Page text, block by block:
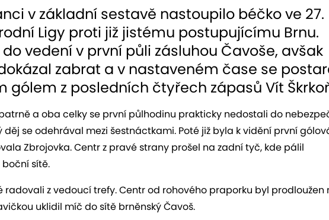
v základní sestavě nastoupilo béčko ve 27.
Ligy proti již jistému postupujícímu Brnu.
vedení v první půli zásluhou Čavoše, avšak
zabrat a v nastaveném čase se
gólem z posledních čtyřech zápasů Vít
a oba celky se první půlhodinu prakticky nedostali do
děj se odehrával mezi šestnáctkami. Poté již byla k vidění první
Zbrojovka. Centr z pravé strany prošel na zadní tyč, kde pálil
sítě.
radovali z vedoucí trefy. Centr od rohového praporku byl prodloužen
uklidil míč do sítě brněnský Čavoš.